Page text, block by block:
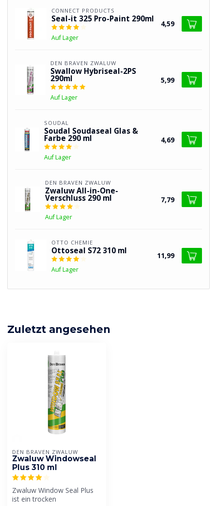
CONNECT PRODUCTS
Seal-it 325 Pro-Paint 290ml
Auf Lager
4,59
DEN BRAVEN ZWALUW
Swallow Hybriseal-2PS
290ml
Auf Lager
5,99
SOUDAL
Soudal Soudaseal Glas &
Farbe 290 ml
Auf Lager
4,69
DEN BRAVEN ZWALUW
Zwaluw All-in-One-
Verschluss 290 ml
Auf Lager
7,79
OTTO CHEMIE
Ottoseal S72 310 ml
Auf Lager
11,99
Zuletzt angesehen
DEN BRAVEN ZWALUW
Zwaluw Windowseal
Plus 310 ml
Zwaluw Window Seal Plus
ist ein trocken